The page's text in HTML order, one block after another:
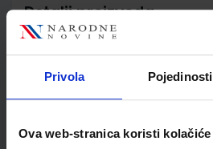
Privola Pojedinosti
Ova web-stranica koristi kolačiće
Detalji proizvoda
Šifra proizvoda